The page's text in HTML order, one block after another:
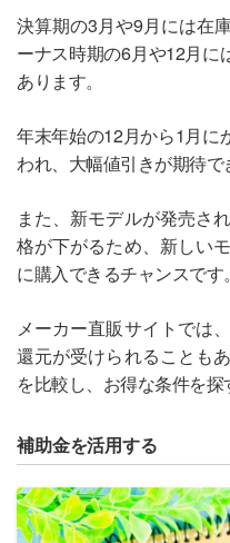
決算期の3月や9月には在
ーナス時期の6月や12月に
あります。
年末年始の12月から1月に
われ、大幅値引きが期待で
また、新モデルが発売さ
格が下がるため、新しい
に購入できるチャンスです。
メーカー直販サイトでは
還元が受けられることも
を比較し、お得な条件を探
補助金を活用する